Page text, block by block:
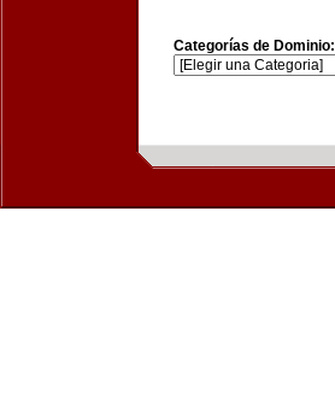
Categorías de Dominio: